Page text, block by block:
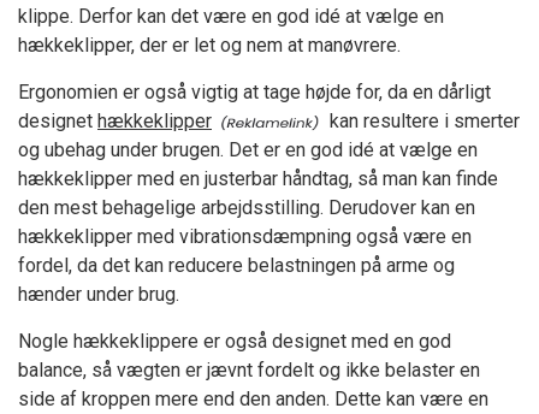
klippe. Derfor kan det være en god idé at vælge en
hækkeklipper, der er let og nem at manøvrere.
Ergonomien er også vigtig at tage højde for, da en dårligt
designet hækkeklipper
kan resultere i smerter
og ubehag under brugen. Det er en god idé at vælge en
hækkeklipper med en justerbar håndtag, så man kan finde
den mest behagelige arbejdsstilling. Derudover kan en
hækkeklipper med vibrationsdæmpning også være en
fordel, da det kan reducere belastningen på arme og
hænder under brug.
Nogle hækkeklippere er også designet med en god
balance, så vægten er jævnt fordelt og ikke belaster en
side af kroppen mere end den anden. Dette kan være en